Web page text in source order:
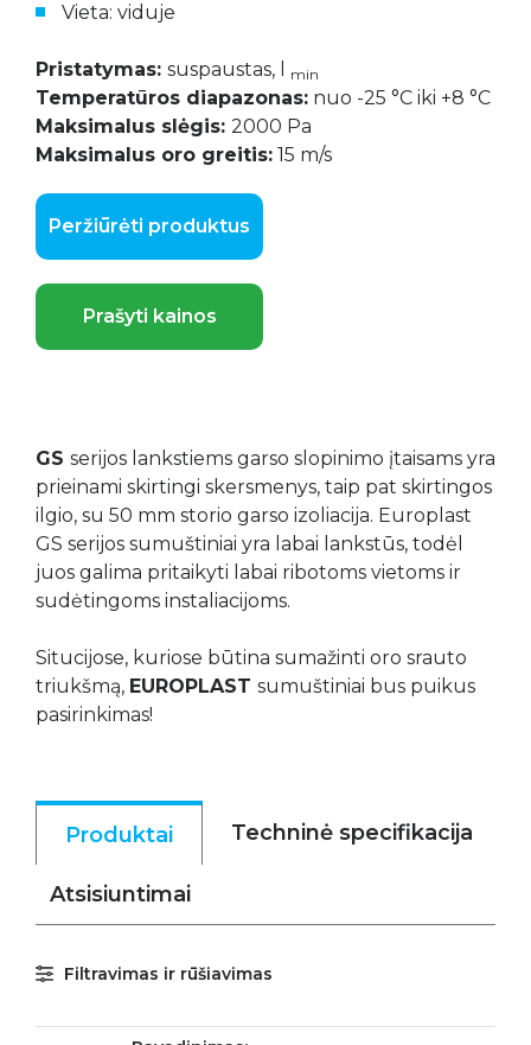
Vieta: viduje
Pristatymas: suspaustas, l min
Temperatūros diapazonas: nuo -25 °C iki +8 °C
Maksimalus slėgis: 2000 Pa
Maksimalus oro greitis: 15 m/s
Peržiūrėti produktus
Prašyti kainos
GS serijos lankstiems garso slopinimo įtaisams yra
prieinami skirtingi skersmenys, taip pat skirtingos
ilgio, su 50 mm storio garso izoliacija. Europlast
GS serijos sumuštiniai yra labai lankstūs, todėl
juos galima pritaikyti labai ribotoms vietoms ir
sudėtingoms instaliacijoms.
Situcijose, kuriose būtina sumažinti oro srauto
triukšmą, EUROPLAST sumuštiniai bus puikus
pasirinkimas!
Produktai Techninė specifikacija
Atsisiuntimai
Filtravimas ir rūšiavimas